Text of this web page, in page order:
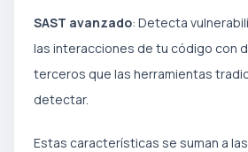
SAST avanzado: Detecta
las interacciones de tu código con
terceros que las herramientas
detectar.
Estas características se suman a